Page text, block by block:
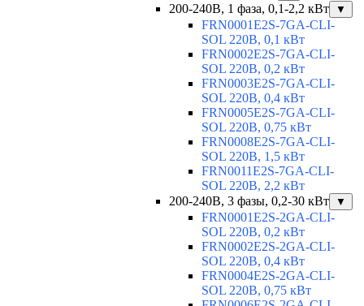
200-240В, 1 фаза, 0,1-2,2 кВт ▼
FRN0001E2S-7GA-CLI-
SOL 220В, 0,1 кВт
FRN0002E2S-7GA-CLI-
SOL 220В, 0,2 кВт
FRN0003E2S-7GA-CLI-
SOL 220В, 0,4 кВт
FRN0005E2S-7GA-CLI-
SOL 220В, 0,75 кВт
FRN0008E2S-7GA-CLI-
SOL 220В, 1,5 кВт
FRN0011E2S-7GA-CLI-
SOL 220В, 2,2 кВт
200-240В, 3 фазы, 0,2-30 кВт
▼
FRN0001E2S-2GA-CLI-
SOL 220В, 0,2 кВт
FRN0002E2S-2GA-CLI-
SOL 220В, 0,4 кВт
FRN0004E2S-2GA-CLI-
SOL 220В, 0,75 кВт